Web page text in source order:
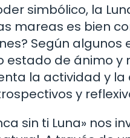
simbólico, la
mareas es bien
Según
estado de ánimo y
la actividad y
y
sin ti Luna» nos